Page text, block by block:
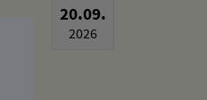
20.09.
2026